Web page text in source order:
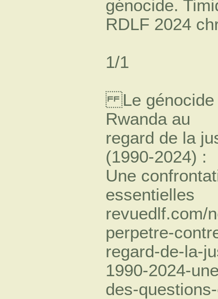
génocide.
RDLF 2024
1/1
Le génocide
Rwanda au
regard de la
(1990-2024) :
Une
essentielles
revuedlf.com/
perpetre-
regard-de-la-
1990-2024-
des-